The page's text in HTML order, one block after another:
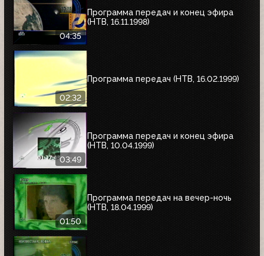
04:35
Программа передач и конец эфира
(НТВ, 16.11.1998)
02:32
Программа передач (НТВ, 16.02.1999)
03:49
Программа передач и конец эфира
(НТВ, 10.04.1999)
01:50
Программа передач на вечер-ночь
(НТВ, 18.04.1999)